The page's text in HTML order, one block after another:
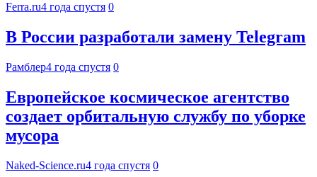
Ferra.ru4 года спустя 0
В России разработали замену Telegram
Рамблер4 года спустя 0
Европейское космическое агентство
создает орбитальную службу по уборке
мусора
Naked-Science.ru4 года спустя 0